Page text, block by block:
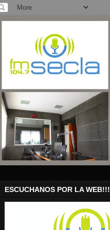
ESCUCHANOS POR LA WEB!!!